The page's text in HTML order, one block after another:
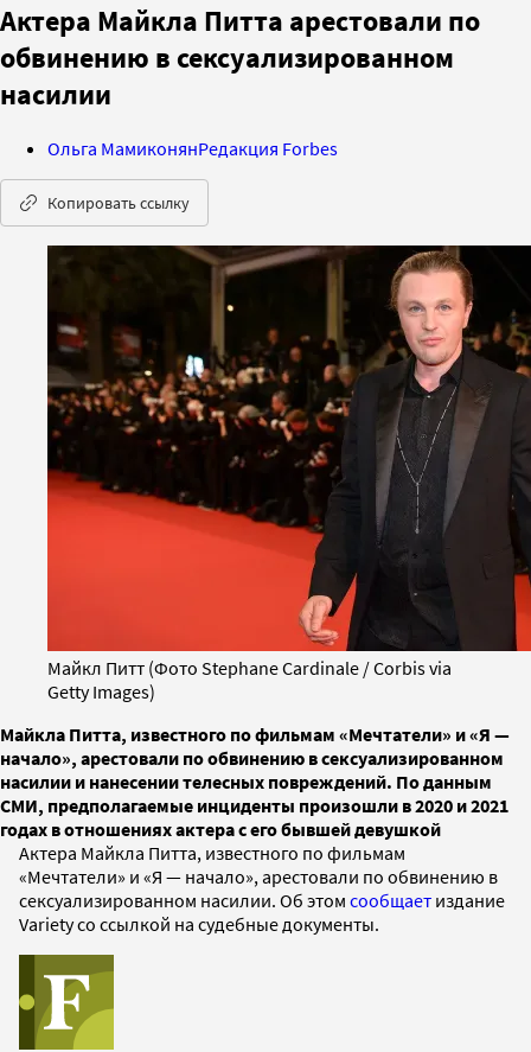
Актера Майкла Питта арестовали по
обвинению в сексуализированном
насилии
Ольга МамиконянРедакция Forbes
Копировать ссылку
Майкл Питт (Фото Stephane Cardinale / Corbis via
Getty Images)
Майкла Питта, известного по фильмам «Мечтатели» и «Я —
начало», арестовали по обвинению в сексуализированном
насилии и нанесении телесных повреждений. По данным
СМИ, предполагаемые инциденты произошли в 2020 и 2021
годах в отношениях актера с его бывшей девушкой
Актера Майкла Питта, известного по фильмам
«Мечтатели» и «Я — начало», арестовали по обвинению в
сексуализированном насилии. Об этом сообщает издание
Variety со ссылкой на судебные документы.